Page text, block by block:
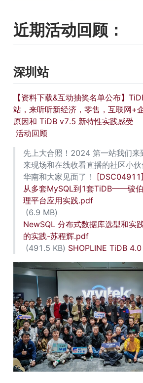
近期活动回顾：
深圳站
【资料下载&互动抽奖名单公布】
站，来听听新经济，零售，互联网+
原因和 TiDB v7.5 新特性实践感受
活动回顾
先上大合照！2024 第一站我们来
来现场和在线收看直播的社区小
华南和大家见面了！
[DSC04911]
从多套MySQL到1套TiDB——骏
理平台应用实践.pdf
(6.9 MB)
NewSQL 分布式数据库选型和实
的实践-苏程辉.pdf
(491.5 KB) SHOPLINE TiDB